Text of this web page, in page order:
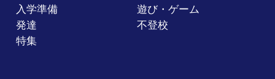
入学準備
遊び・ゲーム
発達
不登校
特集